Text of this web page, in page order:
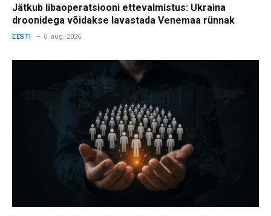
Jätkub libaoperatsiooni ettevalmistus: Ukraina
droonidega võidakse lavastada Venemaa rünnak
EESTI 6. aug. 2026